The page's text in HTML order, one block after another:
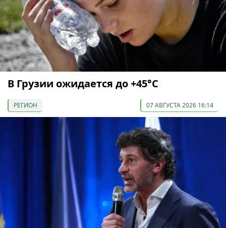
В Грузии ожидается до +45°С
РЕГИОН 07 АВГУСТА 2026 16:14